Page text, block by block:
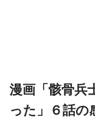
漫画「骸骨兵
った」６話の